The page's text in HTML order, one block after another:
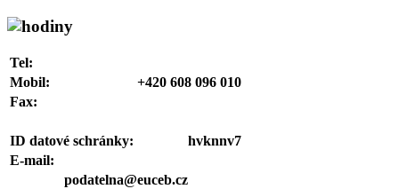
Tel:
Mobil:
+420 608 096 010
Fax:
ID datové schránky:
hvknnv7
E-mail:
podatelna@euceb.cz